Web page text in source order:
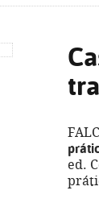
ed.